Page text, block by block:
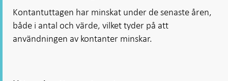
Kontantuttagen har minskat under de senaste åren,
både i antal och värde, vilket tyder på att
användningen av kontanter minskar.